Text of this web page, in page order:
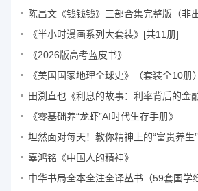
陈昌文《钱钱钱》三部合集完整版（非
《半小时漫画系列大套装》[共11册]
《2026版高考蓝皮书》
《美国国家地理全球史》（套装全10册）
田渕直也《利息的故事：利率背后的金
《零基础养“龙虾”AI时代生存手册》
辜鸿铭《中国人的精神》
中华书局全本全注全译丛书（59套国学